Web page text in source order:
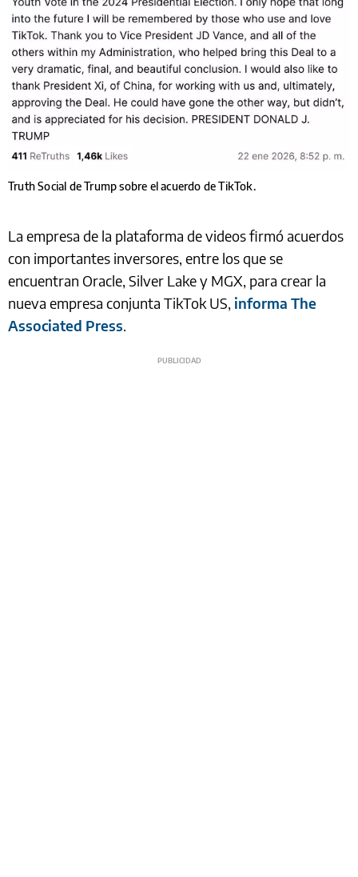
Truth Social de Trump sobre el acuerdo de TikTok.
La empresa de la plataforma de videos firmó acuerdos
con importantes inversores, entre los que se
encuentran Oracle, Silver Lake y MGX, para crear la
nueva empresa conjunta TikTok US, informa The
Associated Press.